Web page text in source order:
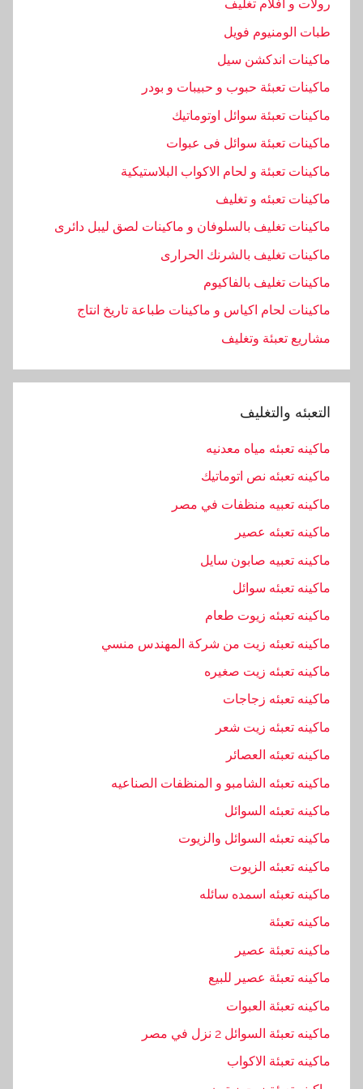
ع
ب
ا
ل
و
ر
ص
ا
,
ل
ص
و
ن
رولات و افلام تغليف
طبات الومنيوم فويل
ماكينات اندكشن سيل
ماكينات تعبئة حبوب و حبيبات و بودر
ماكينات تعبئة سوائل اوتوماتيك
ماكينات تعبئة سوائل فى عبوات
ماكينات تعبئة و لحام الاكواب البلاستيكية
ماكينات تعبئه و تغليف
ماكينات تغليف بالسلوفان و ماكينات لصق ليبل دائرى
ماكينات تغليف بالشرنك الحرارى
ماكينات تغليف بالفاكيوم
ماكينات لحام اكياس و ماكينات طباعة تاريخ انتاج
مشاريع تعبئة وتغليف
التعبئه والتغليف
ماكينه تعبئه مياه معدنيه
ماكينه تعبئه نص اتوماتيك
ماكينه تعبيه منظفات في مصر
ماكينه تعبئه عصير
ماكينه تعبيه صابون سايل
ماكينه تعبئه سوائل
ماكينه تعبئه زيوت طعام
ماكينه تعبئه زيت من شركة المهندس منسي
ماكينه تعبئه زيت صغيره
ماكينه تعبئه زجاجات
ماكينه تعبئه زيت شعر
ماكينه تعبئه العصائر
ماكينه تعبئه الشامبو و المنظفات الصناعيه
ماكينه تعبئه السوائل
ماكينه تعبئه السوائل والزيوت
ماكينه تعبئه الزيوت
ماكينه تعبئه اسمده سائله
ماكينه تعبئة
ماكينه تعبئة عصير
ماكينه تعبئة عصير للبيع
ماكينه تعبئة العبوات
ماكينه تعبئة السوائل 2 نزل في مصر
ماكينه تعبئة الاكواب